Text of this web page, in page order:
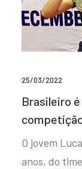
25/03/2022
Brasileiro
O jovem
anos, do